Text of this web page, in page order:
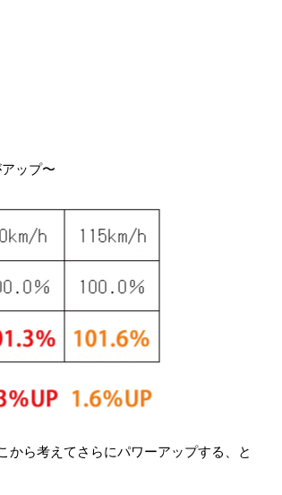
ップ〜
ら考えてさらにパワーアップする、と